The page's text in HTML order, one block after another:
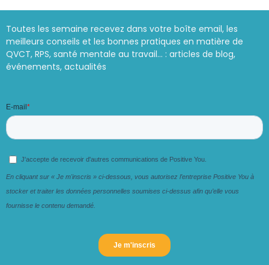
Toutes les semaine recevez dans votre boîte email, les
meilleurs conseils et les bonnes pratiques en matière de
QVCT, RPS, santé mentale au travail… : articles de blog,
événements, actualités